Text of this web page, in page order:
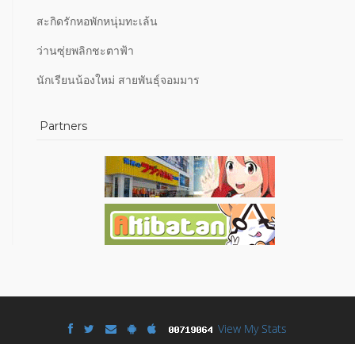
สะกิดรักหอพักหนุ่มทะเล้น
ว่านซุ่ยพลิกชะตาฟ้า
นักเรียนน้องใหม่ สายพันธุ์จอมมาร
Partners
View My Stats